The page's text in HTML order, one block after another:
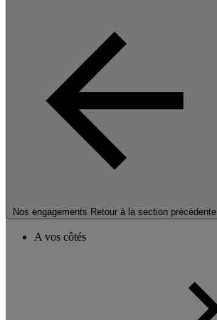
Nos engagements Retour à la section précédente
A vos côtés